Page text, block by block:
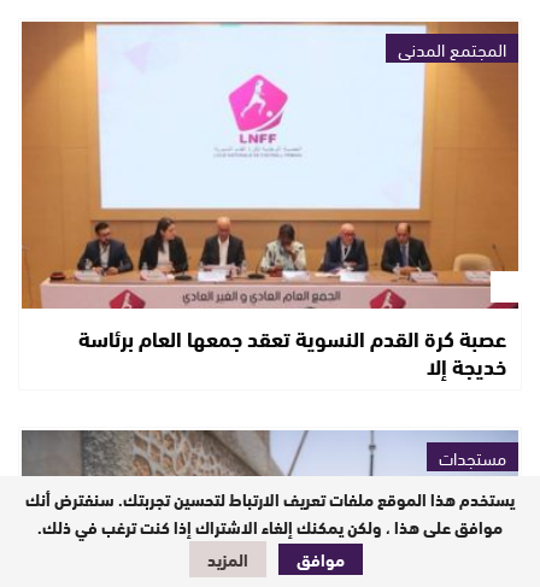
المجتمع المدني
عصبة كرة القدم النسوية تعقد جمعها العام برئاسة
خديجة إلا
مستجدات
يستخدم هذا الموقع ملفات تعريف الارتباط لتحسين تجربتك. سنفترض أنك
موافق على هذا ، ولكن يمكنك إلغاء الاشتراك إذا كنت ترغب في ذلك.
موافق
المزيد